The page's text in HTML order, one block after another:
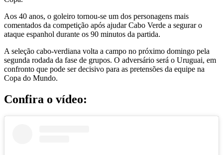
Aos 40 anos, o goleiro tornou-se um dos personagens mais
comentados da competição após ajudar Cabo Verde a segurar o
ataque espanhol durante os 90 minutos da partida.
A seleção cabo-verdiana volta a campo no próximo domingo pela
segunda rodada da fase de grupos. O adversário será o Uruguai, em
confronto que pode ser decisivo para as pretensões da equipe na
Copa do Mundo.
Confira o vídeo: